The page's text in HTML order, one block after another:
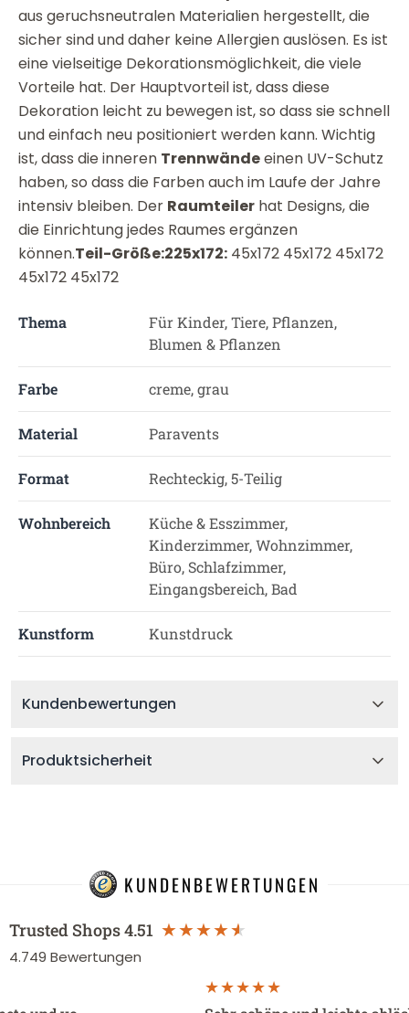
aus geruchsneutralen Materialien hergestellt, die
sicher sind und daher keine Allergien auslösen. Es ist
eine vielseitige Dekorationsmöglichkeit, die viele
Vorteile hat. Der Hauptvorteil ist, dass diese
Dekoration leicht zu bewegen ist, so dass sie schnell
und einfach neu positioniert werden kann. Wichtig
ist, dass die inneren Trennwändeeinen UV-Schutz
haben, so dass die Farben auch im Laufe der Jahre
intensiv bleiben. Der Raumteiler hat Designs, die
die Einrichtung jedes Raumes ergänzen
können.Teil-Größe:225x172: 45x172 45x172 45x172
45x172 45x172
Thema
Für Kinder, Tiere, Pflanzen,
Blumen & Pflanzen
Farbe creme, grau
Material Paravents
Format Rechteckig, 5-Teilig
Wohnbereich
Küche & Esszimmer,
Kinderzimmer, Wohnzimmer,
Büro, Schlafzimmer,
Eingangsbereich, Bad
Kunstform Kunstdruck
Kundenbewertungen
Produktsicherheit
KUNDENBEWERTUNGEN
Trusted Shops4.51
4.749 Bewertungen